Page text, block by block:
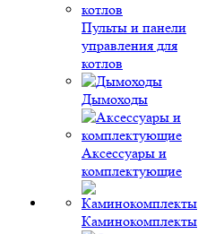
Пульты и панели
управления для
котлов
Дымоходы
Аксессуары и
комплектующие
Каминокомплекты